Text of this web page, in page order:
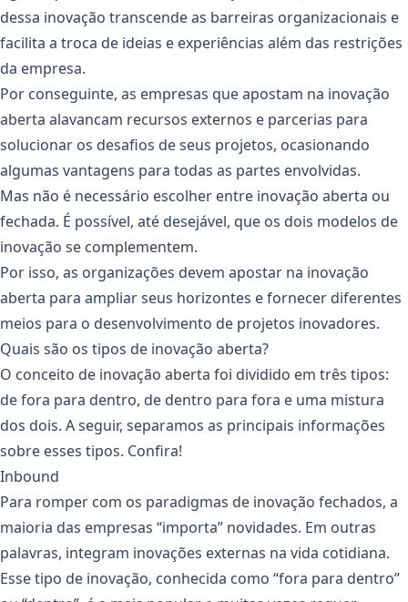
dessa inovação transcende as barreiras organizacionais e
facilita a troca de ideias e experiências além das restrições
da empresa.
Por conseguinte, as empresas que apostam na inovação
aberta alavancam recursos externos e parcerias para
solucionar os desafios de seus projetos, ocasionando
algumas vantagens para todas as partes envolvidas.
Mas não é necessário escolher entre inovação aberta ou
fechada. É possível, até desejável, que os dois modelos de
inovação se complementem.
Por isso, as organizações devem apostar na inovação
aberta para ampliar seus horizontes e fornecer diferentes
meios para o desenvolvimento de projetos inovadores.
Quais são os tipos de inovação aberta?
O conceito de inovação aberta foi dividido em três tipos:
de fora para dentro, de dentro para fora e uma mistura
dos dois. A seguir, separamos as principais informações
sobre esses tipos. Confira!
Inbound
Para romper com os paradigmas de inovação fechados, a
maioria das empresas “importa” novidades. Em outras
palavras, integram inovações externas na vida cotidiana.
Esse tipo de inovação, conhecida como “fora para dentro”